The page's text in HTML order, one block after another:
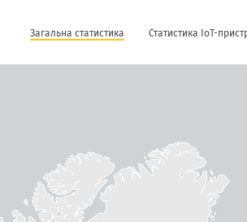
Загальна статистика Статистика IoT-